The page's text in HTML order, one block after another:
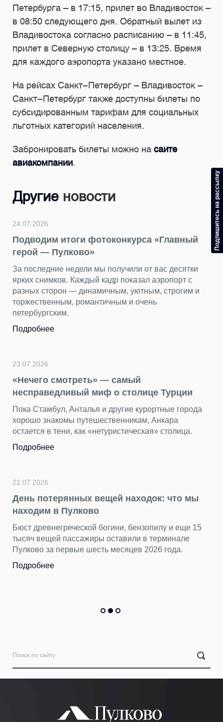
Петербурга – в 17:15, прилет во Владивосток –
в 08:50 следующего дня. Обратный вылет из
Владивостока согласно расписанию – в 11:45,
прилет в Северную столицу – в 13:25. Время
для каждого аэропорта указано местное.
На рейсах Санкт-Петербург – Владивосток –
Санкт-Петербург также доступны билеты по
субсидированным тарифам для социальных
льготных категорий населения.
Забронировать билеты можно на сайте
авиакомпании.
Другие новости
24.07.2026
Подводим итоги фотоконкурса «Главный
герой — Пулково»
За последние недели мы получили от вас десятки
ярких снимков. Каждый кадр показал аэропорт с
разных сторон — динамичным, уютным, строгим и
торжественным, романтичным и очень
петербургским.
Подробнее
23.07.2026
«Нечего смотреть» — самый
несправедливый миф о столице Турции
Пока Стамбул, Анталья и другие курортные города
хорошо знакомы путешественникам, Анкара
остается в тени, как «нетуристическая» столица.
Подробнее
22.07.2026
День потерянных вещей находок: что мы
находим в Пулково
Бюст древнегреческой богини, бензопилу и еще 15
тысяч вещей пассажиры оставили в терминале
Пулково за первые шесть месяцев 2026 года.
Подробнее
Подпишитесь на рассылку